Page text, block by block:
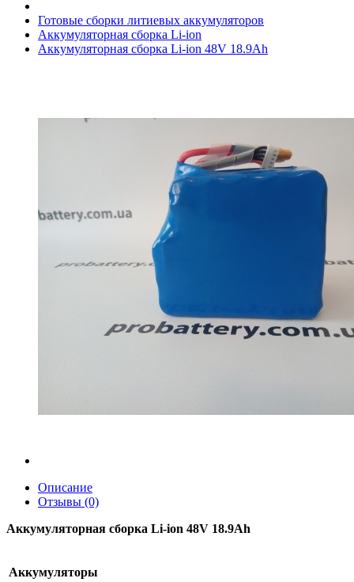
Готовые сборки литиевых аккумуляторов
Аккумуляторная сборка Li-ion
Аккумуляторная сборка Li-ion 48V 18.9Ah
Описание
Отзывы (0)
Аккумуляторная сборка Li-ion 48V 18.9Ah
Аккумуляторы